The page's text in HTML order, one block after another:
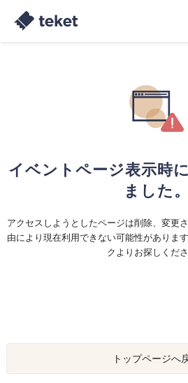
イベントページ表示時
ました。
アクセスしようとしたページは削除、変更
由により現在利用できない可能性がありま
クよりお探しくださ
トップページへ